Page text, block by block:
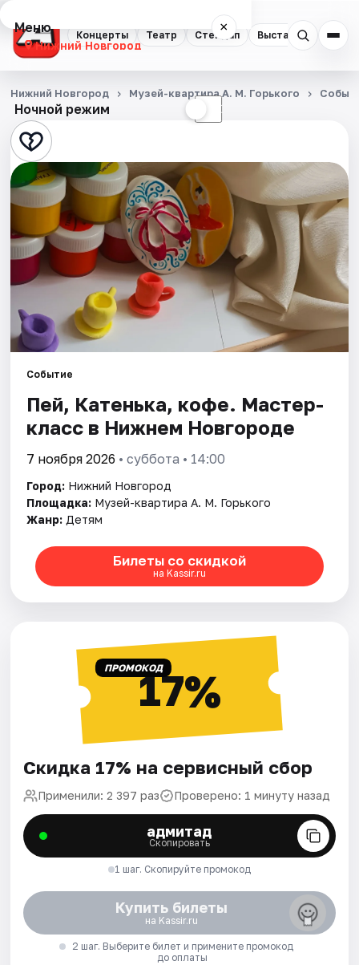
Концерты Театр Стендап Выставки
Меню ×
Нижний Новгород
Концерты
Театр
Стендап
Выставки
Квесты
Экскурсии
Спорт
События
Города
Площадки
Рейтинги
Ночной режим ☾
Нижний Новгород Музей-квартира А. М. Горького
Событие
Пей, Катенька, кофе. Мастер-
класс в Нижнем Новгороде
7 ноября 2026 • суббота • 14:00
Город: Нижний Новгород
Площадка: Музей-квартира А. М. Горького
Жанр: Детям
Билеты со скидкой
на Kassir.ru
ПРОМОКОД17%
Скидка 17% на сервисный сбор
Применили: 2 397 раз Проверено: 1 минуту назад
адмитад
Скопировать
1 шаг. Скопируйте промокод
Купить билеты
на Kassir.ru
2 шаг. Выберите билет и примените промокод
до оплаты